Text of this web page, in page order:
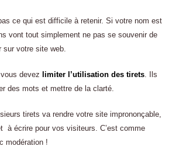
pas ce qui est difficile à retenir. Si votre nom est
vont tout simplement ne pas se souvenir de
sur votre site web.
devez limiter l’utilisation des tirets. Ils
des mots et mettre de la clarté.
tirets va rendre votre site imprononçable,
à écrire pour vos visiteurs. C’est comme
modération !